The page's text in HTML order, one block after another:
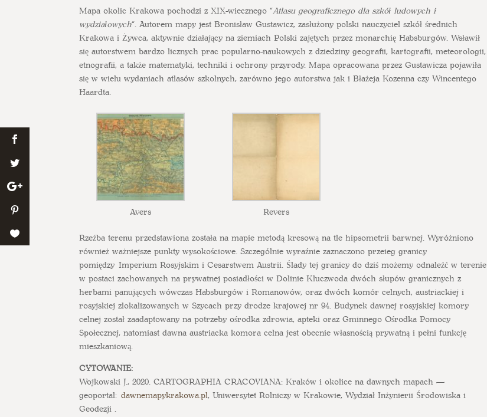
Mapa okolic Krakowa pochodzi z XIX-wiecznego “Atlasu geograficznego dla szkół ludowych i
wydziałowych“. Autorem mapy jest Bronisław Gustawicz, zasłużony polski nauczyciel szkół średnich
Krakowa i Żywca, aktywnie działający na ziemiach Polski zajętych przez monarchię Habsburgów. Wsławił
się autorstwem bardzo licznych prac popularno-naukowych z dziedziny geografii, kartografii, meteorologii,
etnografii, a także matematyki, techniki i ochrony przyrody. Mapa opracowana przez Gustawicza pojawiła
się w wielu wydaniach atlasów szkolnych, zarówno jego autorstwa jak i Błażeja Kozenna czy Wincentego
Haardta.
Avers Revers
Rzeźba terenu przedstawiona została na mapie metodą kresową na tle hipsometrii barwnej. Wyróżniono
również ważniejsze punkty wysokościowe. Szczególnie wyraźnie zaznaczono przeieg granicy
pomiędzy Imperium Rosyjskim i Cesarstwem Austrii. Ślady tej granicy do dziś możemy odnaleźć w terenie
w postaci zachowanych na prywatnej posiadłości w Dolinie Kluczwoda dwóch słupów granicznych z
herbami panujących wówczas Habsburgów i Romanowów, oraz dwóch komór celnych, austriackiej i
rosyjskiej zlokalizowanych w Szycach przy drodze krajowej nr 94. Budynek dawnej rosyjskiej komory
celnej został zaadaptowany na potrzeby ośrodka zdrowia, apteki oraz Gminnego Ośrodka Pomocy
Społecznej, natomiast dawna austriacka komora celna jest obecnie własnością prywatną i pełni funkcję
mieszkaniową.
CYTOWANIE:
Wojkowski J., 2020. CARTOGRAPHIA CRACOVIANA: Kraków i okolice na dawnych mapach —
geoportal:dawnemapykrakowa.pl, Uniwersytet Rolniczy w Krakowie, Wydział Inżynierii Środowiska i
Geodezji .